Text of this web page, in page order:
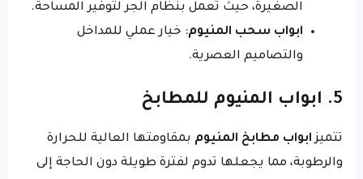
الصغيرة، حيث تعمل بنظام الجر لتوفير المساحة.
ابواب سحب المنيوم: خيار عملي للمداخل
والتصاميم العصرية.
5. ابواب المنيوم للمطابخ
تتميزابواب مطابخ المنيوم بمقاومتها العالية للحرارة
والرطوبة، مما يجعلها تدوم لفترة طويلة دون الحاجة إلى